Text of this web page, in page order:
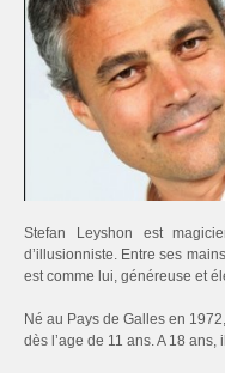
Stefan Leyshon est
d’illusionniste. Entre ses
est comme lui, généreuse et
Né au Pays de Galles en
dès l’age de 11 ans. A 18